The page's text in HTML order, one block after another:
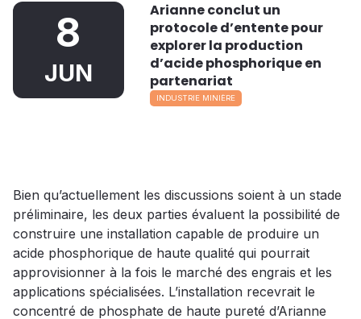
8
JUN
Arianne conclut un
protocole d’entente pour
explorer la production
d’acide phosphorique en
partenariat
INDUSTRIE MINIÈRE
Bien qu’actuellement les discussions soient à un stade
préliminaire, les deux parties évaluent la possibilité de
construire une installation capable de produire un
acide phosphorique de haute qualité qui pourrait
approvisionner à la fois le marché des engrais et les
applications spécialisées. L’installation recevrait le
concentré de phosphate de haute pureté d’Arianne